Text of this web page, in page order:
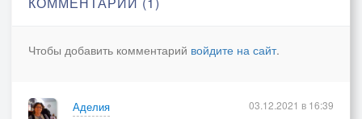
Чтобы добавить комментарий войдите на сайт.
Аделия
03.12.2021 в 16:39